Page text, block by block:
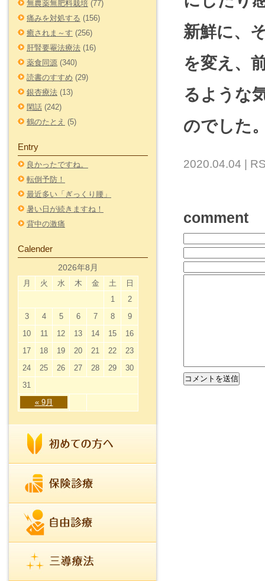
無農薬無肥料栽培 (77)
痛みを対処する (156)
癒されま～す (256)
肝腎要罨法療法 (16)
薬食同源 (340)
読書のすすめ (29)
銀杏療法 (13)
閑話 (242)
鶴のたとえ (5)
Entry
良かったですね。
転倒予防！
最近多い「ぎっくり腰」
暑い日が続きますね！
背中の激痛
Calender
2026年8月
月 火 水 木 金 土 日
« 9月
1
2
3
4 5 6 7 8
9
10
11 12 13 14 15
16
17
18 19 20 21 22
23
24
25 26 27 28 29
30
31
新鮮に、
を変え、
るような
のでした
2020.04.04 |
comment